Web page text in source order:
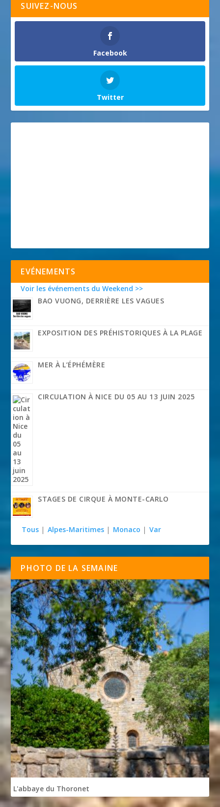
SUIVEZ-NOUS
Facebook
Twitter
EVÉNEMENTS
Voir les événements du Weekend >>
BAO VUONG, DERRIÈRE LES VAGUES
EXPOSITION DES PRÉHISTORIQUES À LA PLAGE
MER À L’ÉPHÉMÈRE
CIRCULATION À NICE DU 05 AU 13 JUIN 2025
STAGES DE CIRQUE À MONTE-CARLO
Tous | Alpes-Maritimes | Monaco | Var
PHOTO DE LA SEMAINE
L'abbaye du Thoronet